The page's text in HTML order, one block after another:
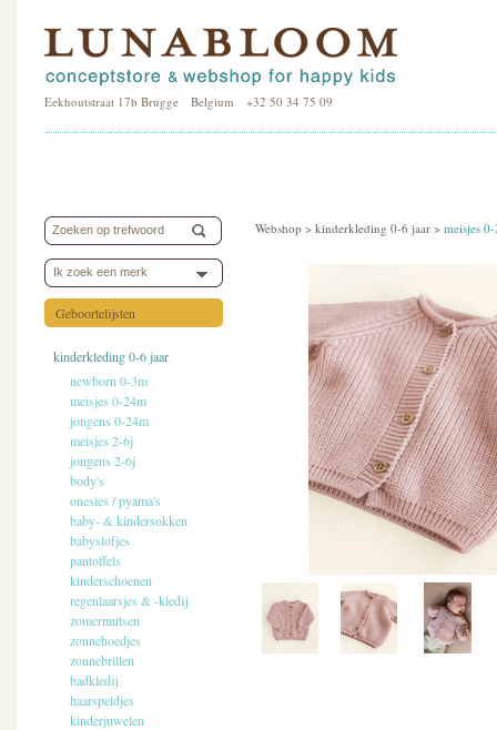
Eekhoutstraat 17b Brugge Belgium +32 50 34 75 09
Ik zoek een merk
Geboortelijsten
kinderkleding 0-6 jaar
newborn 0-3m
meisjes 0-24m
jongens 0-24m
meisjes 2-6j
jongens 2-6j
body's
onesies / pyama's
baby- & kindersokken
babyslofjes
pantoffels
kinderschoenen
regenlaarsjes & -kledij
zomermutsen
zonnehoedjes
zonnebrillen
badkledij
haarspeldjes
kinderjuwelen
Webshop > kinderkleding 0-6 jaar > meisjes